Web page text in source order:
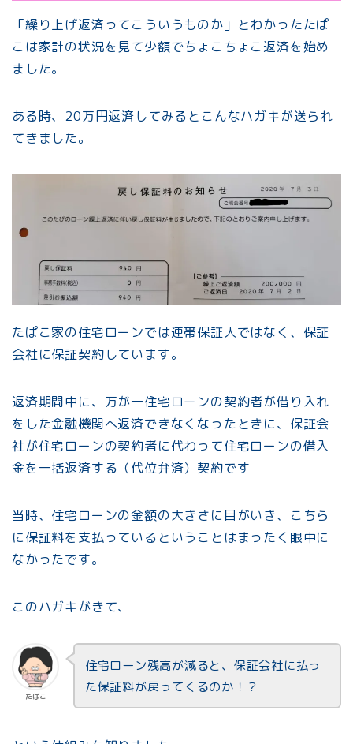
「繰り上げ返済ってこういうものか」とわかったたぱ
こは家計の状況を見て少額でちょこちょこ返済を始め
ました。
ある時、20万円返済してみるとこんなハガキが送られ
てきました。
たぱこ家の住宅ローンでは連帯保証人ではなく、保証
会社に保証契約しています。
返済期間中に、万が一住宅ローンの契約者が借り入れ
をした金融機関へ返済できなくなったときに、保証会
社が住宅ローンの契約者に代わって住宅ローンの借入
金を一括返済する（代位弁済）契約です
当時、住宅ローンの金額の大きさに目がいき、こちら
に保証料を支払っているということはまったく眼中に
なかったです。
このハガキがきて、
たぱこ
住宅ローン残高が減ると、保証会社に払っ
た保証料が戻ってくるのか！？